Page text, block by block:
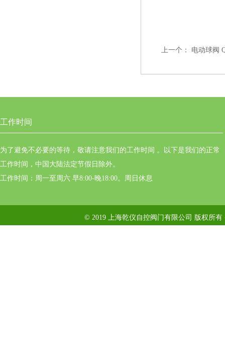
上一个： 电动球阀
工作时间
为了避免不必要的等待，敬请注意我们的工作时间 。以下是我们的正常
工作时间，中国大陆法定节假日除外。
工作时间：周一至周六 早8:00-晚18:00。周日休息
© 2019 上海乾仪自控阀门有限公司 版权所有